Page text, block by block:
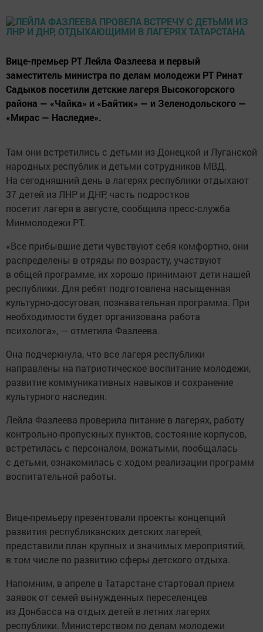
Вице-премьер РТ Лейла Фазлеева и первый
заместитель министра по делам молодежи РТ Ринат
Садыков посетили детские лагеря Высокогорского
района — «Чайка» и «Байтик» — и Зеленодольского —
«Мирас — Наследие».
Там они встретились с детьми из Донецкой и Луганской
народных республик и детьми сотрудников МВД.
На сегодняшний день в лагерях республики отдыхают
37 детей из ЛНР и ДНР, часть подростков
посетит лагеря в августе, сообщила пресс-служба
Минмолодежи РТ.
«Все прибывшие дети чувствуют себя комфортно, они
распределены в отряды по возрасту, участвуют
в общей программе, их хорошо принимают дети нашей
республики. Для ребят подготовлена насыщенная
культурно-досуговая, познавательная программа. При
необходимости будет организована работа
психолога», — отметила Фазлеева.
Она подчеркнула, что все лагеря республики
направлены на патриотическое воспитание молодежи,
развитие коммуникативных навыков и сохранение
культурного наследия.
Лейла Фазлеева проверила питание в лагерях, работу
контрольно-пропускных пунктов, состояние корпусов,
встретилась с персоналом, вожатыми, пообщалась
с детьми, ознакомилась с ходом реализации программ
воспитательной работы.
Вице-премьеру презентовали проекты концепций
развития республиканских детских лагерей,
представили план крупных и значимых мероприятий,
в том числе по развитию сферы детского отдыха.
Напомним, в апреле в Татарстане стартовал прием
заявок от семей вынужденных переселенцев
из Донбасса на отдых детей в летних лагерях
республики. Министерством по делам молодежи